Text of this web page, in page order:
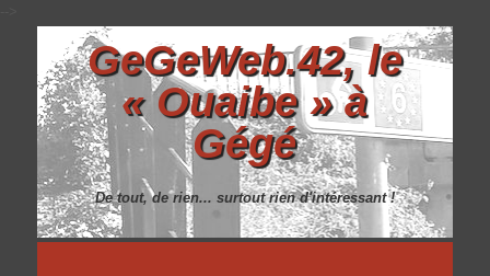
GeGeWeb.42, le
« Ouaibe » à
Gégé
De tout, de rien... surtout rien d'intéressant !